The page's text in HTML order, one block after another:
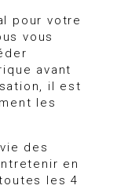
pour votre
vous
avant
il est
les
des
en
les 4